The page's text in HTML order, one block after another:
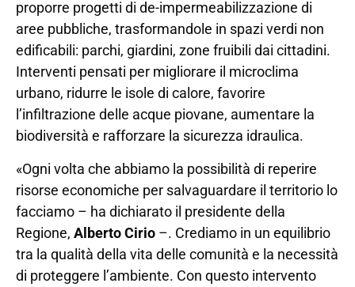
proporre progetti di de-impermeabilizzazione di
aree pubbliche, trasformandole in spazi verdi non
edificabili: parchi, giardini, zone fruibili dai cittadini.
Interventi pensati per migliorare il microclima
urbano, ridurre le isole di calore, favorire
l’infiltrazione delle acque piovane, aumentare la
biodiversità e rafforzare la sicurezza idraulica.
«Ogni volta che abbiamo la possibilità di reperire
risorse economiche per salvaguardare il territorio lo
facciamo – ha dichiarato il presidente della
Regione, Alberto Cirio –. Crediamo in un equilibrio
tra la qualità della vita delle comunità e la necessità
di proteggere l’ambiente. Con questo intervento